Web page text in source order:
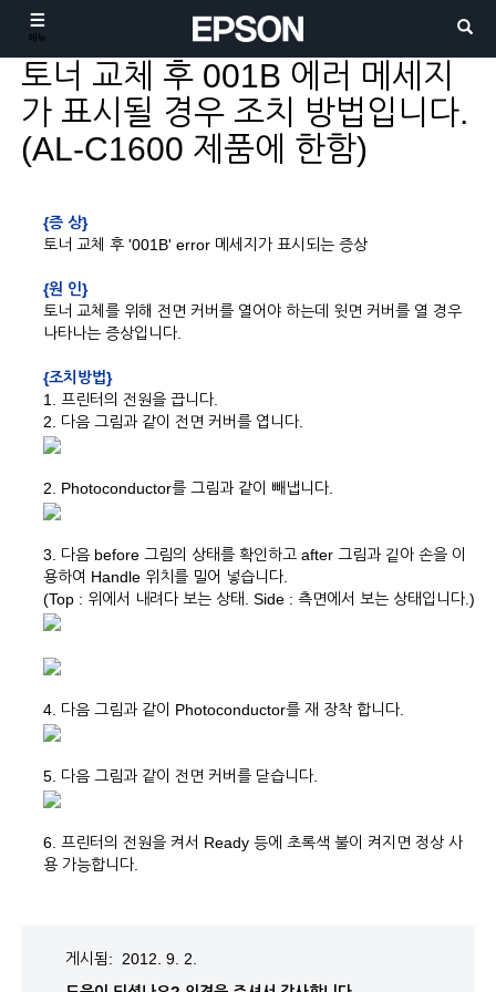
메뉴
토너 교체 후 001B 에러 메세지
가 표시될 경우 조치 방법입니다.
(AL-C1600 제품에 한함)
{증 상}
토너 교체 후 '001B' error 메세지가 표시되는 증상
{원 인}
토너 교체를 위해 전면 커버를 열어야 하는데 윗면 커버를 열 경우
나타나는 증상입니다.
{조치방법}
1. 프린터의 전원을 끕니다.
2. 다음 그림과 같이 전면 커버를 엽니다.
2. Photoconductor를 그림과 같이 빼냅니다.
3. 다음 before 그림의 상태를 확인하고 after 그림과 깉아 손을 이
용하여 Handle 위치를 밀어 넣습니다.
(Top : 위에서 내려다 보는 상태. Side : 측면에서 보는 상태입니다.)
4. 다음 그림과 같이 Photoconductor를 재 장착 합니다.
5. 다음 그림과 같이 전면 커버를 닫습니다.
6. 프린터의 전원을 켜서 Ready 등에 초록색 불이 켜지면 정상 사
용 가능합니다.
게시됨: 2012. 9. 2.